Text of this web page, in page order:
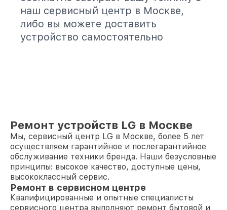
наш сервисный центр в Москве,
либо вы можете доставить
устройство самостоятельно
Ремонт устройств LG в Москве
Мы, сервисный центр LG в Москве, более 5 лет
осуществляем гарантийное и послегарантийное
обслуживание техники бренда. Наши безусловные
принципы: высокое качество, доступные цены,
высококлассный сервис.
Ремонт в сервисном центре
Квалифицированные и опытные специалисты
сервисного центра выполняют ремонт бытовой и